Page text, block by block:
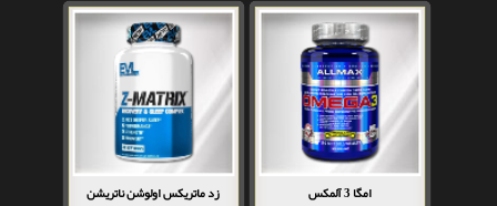
امگا 3 آلمکس زد ماتریکس اولوشن ناتریشن